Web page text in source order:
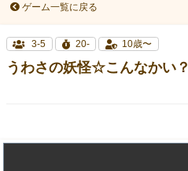
ゲーム一覧に戻る
3-5 20- 10歳〜
うわさの妖怪☆こんなかい？